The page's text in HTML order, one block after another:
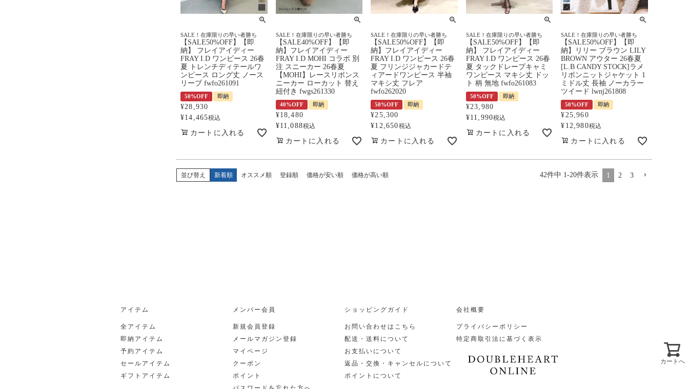
SALE！在庫限りの早い者勝ち
【SALE50%OFF】【即
納】 フレイアイディー
FRAY I.D ワンピース 26春
夏 トレンチディテールワ
ンピース ロング丈 ノース
リーブ fwfo261091
50%OFF 即納
¥28,930
¥14,465税込
カートに入れる
SALE！在庫限りの早い者勝ち
【SALE40%OFF】【即
納】フレイアイディー
FRAY I.D MOHI コラボ 別
注 スニーカー 26春夏
【MOHI】レースリボンス
ニーカー ローカット 替え
紐付き fwgs261330
40%OFF 即納
¥18,480
¥11,088税込
カートに入れる
SALE！在庫限りの早い者勝ち
【SALE50%OFF】【即
納】フレイアイディー
FRAY I.D ワンピース 26春
夏 フリンジジャカードテ
ィアードワンピース 半袖
マキシ丈 フレア
fwfo262020
50%OFF 即納
¥25,300
¥12,650税込
カートに入れる
SALE！在庫限りの早い者勝ち
【SALE50%OFF】【即
納】 フレイアイディー
FRAY I.D ワンピース 26春
夏 タックドレープキャミ
ワンピース マキシ丈 ドッ
ト 柄 無地 fwfo261083
50%OFF 即納
¥23,980
¥11,990税込
カートに入れる
SALE！在庫限りの早い者勝ち
【SALE50%OFF】【即
納】リリー ブラウン LILY
BROWN アウター 26春夏
[L.B CANDY STOCK]ラメ
リボンニットジャケット 1
ミドル丈 長袖 ノーカラー
ツイード lwnj261808
50%OFF 即納
¥ 25,960
¥ 12,980税込
カートに入れる
並び替え 新着順 オススメ順 登録順 価格が安い順 価格が高い順 42件中 1-20件表示 1 2 3
カートへ
アイテム
全アイテム
即納アイテム
予約アイテム
セールアイテム
ギフトアイテム
メンバー会員
新規会員登録
メールマガジン登録
マイページ
クーポン
ポイント
ショッピングガイド
お問い合わせはこちら
配送・送料について
お支払いについて
返品・交換・キャンセルについて
ポイントについて
会社概要
プライバシーポリシー
特定商取引法に基づく表示